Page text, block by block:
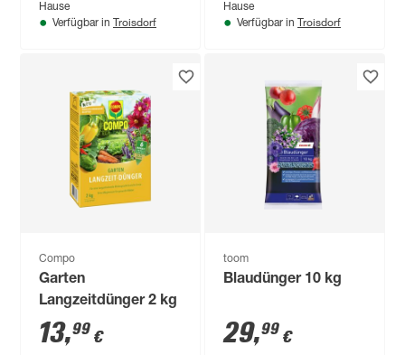
Hause
Verfügbar in Troisdorf
Hause
Verfügbar in Troisdorf
Compo
Garten
Langzeitdünger 2 kg
13,99 €
toom
Blaudünger 10 kg
29,99 €